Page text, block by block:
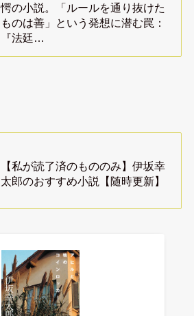
愕の小説。「ルールを通り抜けた
ものは善」という発想に潜む罠：
『法廷…
【私が読了済のもののみ】伊坂幸
太郎のおすすめ小説【随時更新】